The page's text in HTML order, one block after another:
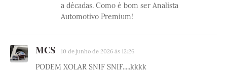
a décadas. Como é bom ser Analista
Automotivo Premium!
MCS 10 de junho de 2026 às 12:26
PODEM XOLAR SNIF SNIF.....kkkk